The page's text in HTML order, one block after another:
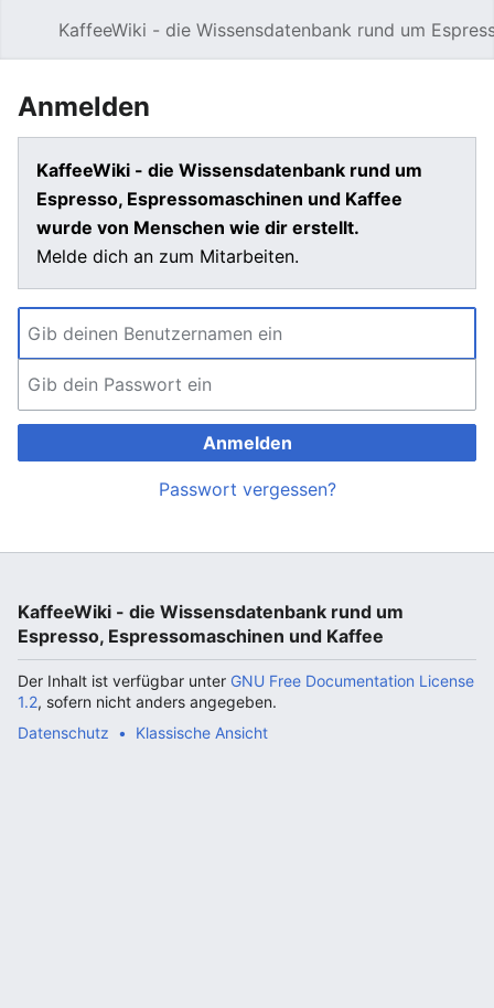
KaffeeWiki - die Wissensdatenbank rund um
Anmelden
KaffeeWiki - die Wissensdatenbank rund um
Espresso, Espressomaschinen und Kaffee
wurde von Menschen wie dir erstellt.
Melde dich an zum Mitarbeiten.
Anmelden
Passwort vergessen?
KaffeeWiki - die Wissensdatenbank rund um
Espresso, Espressomaschinen und Kaffee
Der Inhalt ist verfügbar unter GNU Free Documentation License
1.2, sofern nicht anders angegeben.
Datenschutz
Klassische Ansicht